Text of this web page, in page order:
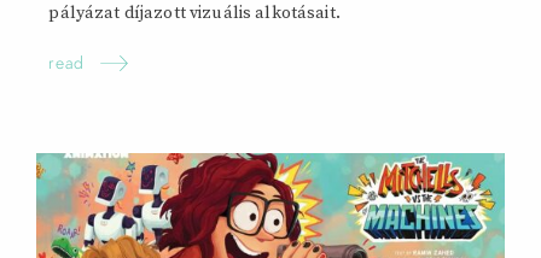
pályázat díjazott vizuális alkotásait.
read